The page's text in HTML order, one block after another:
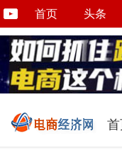
首页 头条
首